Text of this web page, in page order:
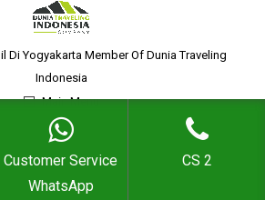
Di Yogyakarta Member Of Dunia Traveling
Indonesia
Main Menu
Customer Service
WhatsApp
CS 2